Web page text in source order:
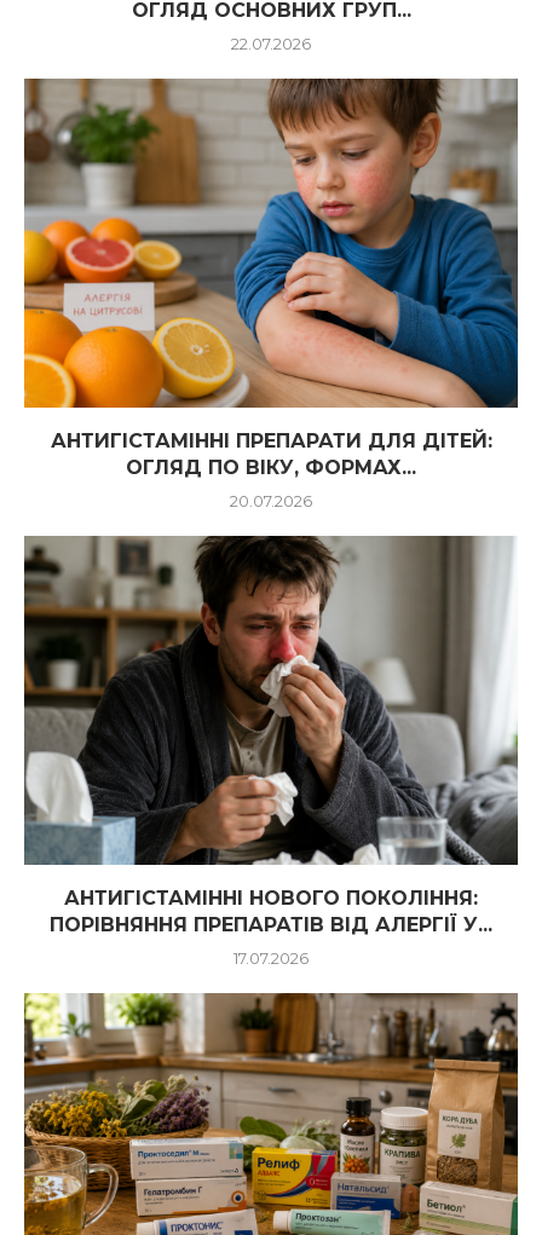
ОГЛЯД ОСНОВНИХ ГРУП...
22.07.2026
АНТИГІСТАМІННІ ПРЕПАРАТИ ДЛЯ ДІТЕЙ:
ОГЛЯД ПО ВІКУ, ФОРМАХ...
20.07.2026
АНТИГІСТАМІННІ НОВОГО ПОКОЛІННЯ:
ПОРІВНЯННЯ ПРЕПАРАТІВ ВІД АЛЕРГІЇ У...
17.07.2026